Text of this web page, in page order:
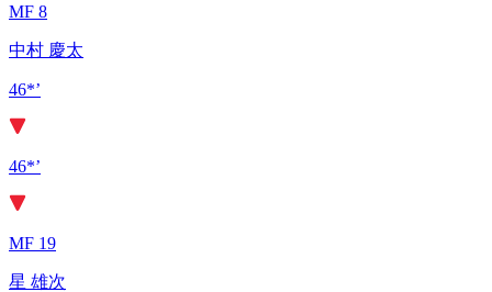
MF 8
中村 慶太
46*’
46*’
MF 19
星 雄次